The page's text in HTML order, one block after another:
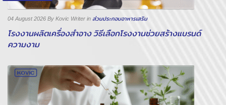
04 August 2026By Kovic Writerinส่วนประกอบอาหารเสริม
โรงงานผลิตเครื่องสำอาง วิธีเลือกโรงงานช่วยสร้างแบรนด์
ความงาม